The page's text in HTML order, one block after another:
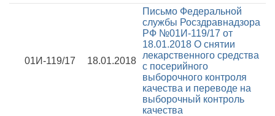
01И-119/17 18.01.2018
Письмо Федеральной
службы Росздравнадзора
РФ №01И-119/17 от
18.01.2018 О снятии
лекарственного средства
с посерийного
выборочного контроля
качества и переводе на
выборочный контроль
качества